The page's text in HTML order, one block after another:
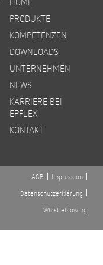
PRODUKTE
KOMPETENZEN
DOWNLOADS
UNTERNEHMEN
NEWS
KARRIERE BEI
EPFLEX
KONTAKT
AGB
Impressum
Datenschutzerklärung
Whistleblowing